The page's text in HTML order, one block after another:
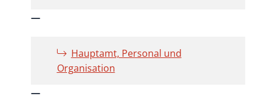
Hauptamt, Personal und
Organisation